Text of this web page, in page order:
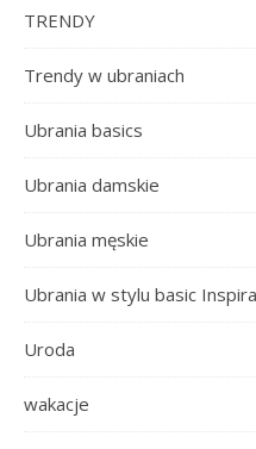
TRENDY
Trendy w ubraniach
Ubrania basics
Ubrania damskie
Ubrania męskie
Ubrania w stylu basic
Uroda
wakacje